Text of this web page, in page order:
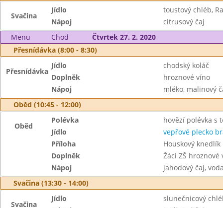
Svačina
Jídlo
toustový chléb,
Nápoj
citrusový čaj
Menu
Chod
Čtvrtek 27. 2. 2020
Přesnídávka (8:00 - 8:30)
Přesnídávka
Jídlo
chodský koláč
Doplněk
hroznové víno
Nápoj
mléko, malinový
Oběd (10:45 - 12:00)
Oběd
Polévka
hovězí polévka s
Jídlo
vepřové plecko
Příloha
Houskový knedlík
Doplněk
Žáci ZŠ hroznové
Nápoj
jahodový čaj,
Svačina (13:30 - 14:00)
Svačina
Jídlo
slunečnicový